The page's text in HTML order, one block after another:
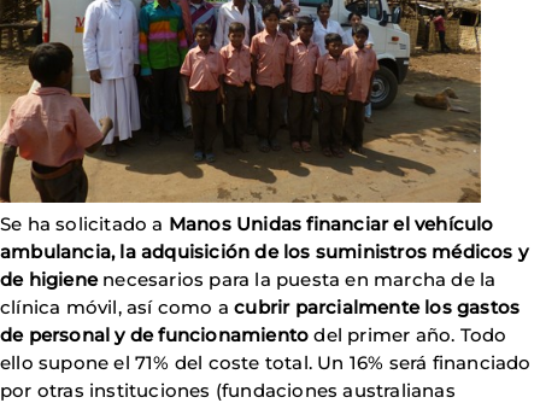
Se ha solicitado a Manos Unidas financiar el vehículo
ambulancia, la adquisición de los suministros médicos y
de higienenecesarios para la puesta en marcha de la
clínica móvil, así como acubrir parcialmente los gastos
de personal y de funcionamiento del primer año. Todo
ello supone el 71% del coste total. Un 16% será financiado
por otras instituciones (fundaciones australianas